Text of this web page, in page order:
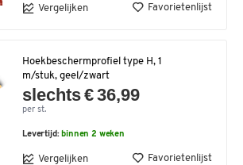
Vergelijken Favorietenlijst
Hoekbeschermprofiel type H, 1
m/stuk, geel/zwart
slechts € 36,99
per st.
Levertijd:binnen 2 weken
Vergelijken Favorietenlijst